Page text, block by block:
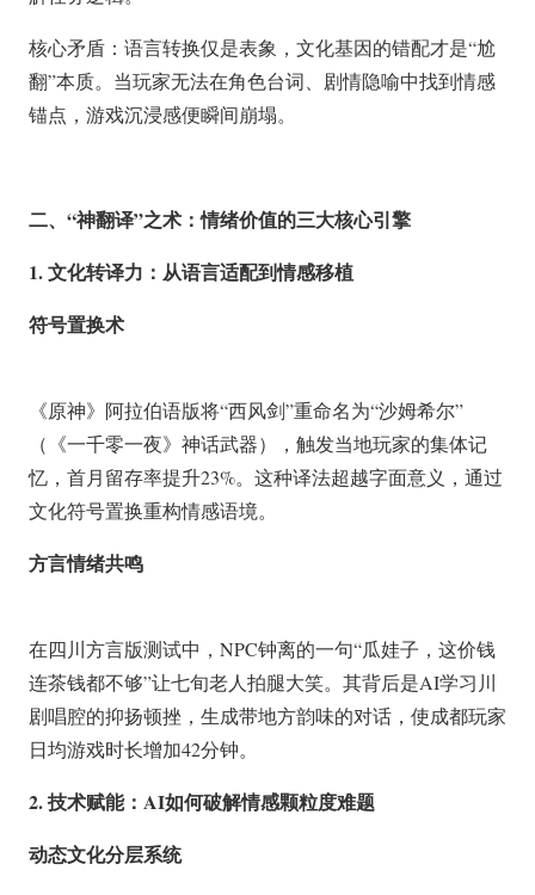
核心矛盾：语言转换仅是表象，文化基因的错配才是“尬
翻”本质。当玩家无法在角色台词、剧情隐喻中找到情感
锚点， 游戏沉浸感便瞬间崩塌。
二、“神翻译”之术：情绪价值的三大核心引擎
1. 文化转译力：从语言适配到情感移植
符号置换术
《原神》阿拉伯语版将“西风剑”重命名为“沙姆希尔”
（《一千零一夜》神话武器），触发当地玩家的集体记
忆，首月留存率提升23%。这种译法超越字面意义，通过
文化符号置换重构情感语境。
方言情绪共鸣
在四川方言版测试中，NPC钟离的一句“瓜娃子，这价钱
连茶钱都不够”让七旬老人拍腿大笑。其背后是AI学习川
剧唱腔的抑扬顿挫，生成带地方韵味的对话，使成都玩家
日均游戏时长增加42分钟。
2. 技术赋能：AI如何破解情感颗粒度难题
动态文化分层系统